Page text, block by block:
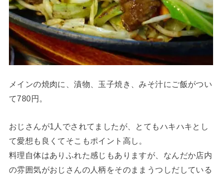
メインの焼肉に、漬物、玉子焼き、みそ汁にご飯がつい
て780円。
おじさんが1人でされてましたが、とてもハキハキとし
て愛想も良くてそこもポイント高し。
料理自体はありふれた感じもありますが、なんだか店内
の雰囲気がおじさんの人柄をそのままうつしだしている